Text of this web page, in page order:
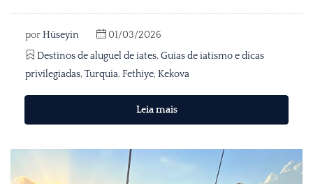
porHüseyin
01/03/2026
Destinos de aluguel de iates, Guias de iatismo e dicas
privilegiadas, Turquia, Fethiye, Kekova
Leia mais